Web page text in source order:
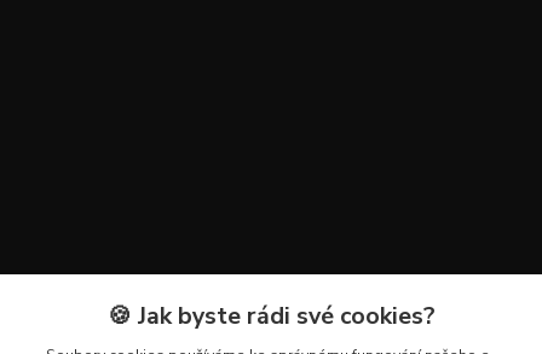
Kontakty🍪 Jak byste rádi své cookies?